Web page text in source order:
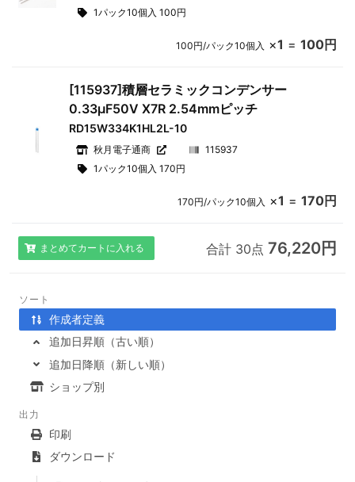
1パック10個入 100円
100円/パック10個入 ×1 = 100円
[115937]積層セラミックコンデンサー
0.33μF50V X7R 2.54mmピッチ
RD15W334K1HL2L-10
秋月電子通商
115937
1パック10個入 170円
170円/パック10個入 ×1 = 170円
まとめてカートに入れる 合計 30点 76,220円
ソート
作成者定義
追加日昇順（古い順）
追加日降順（新しい順）
ショップ別
出力
印刷
ダウンロード